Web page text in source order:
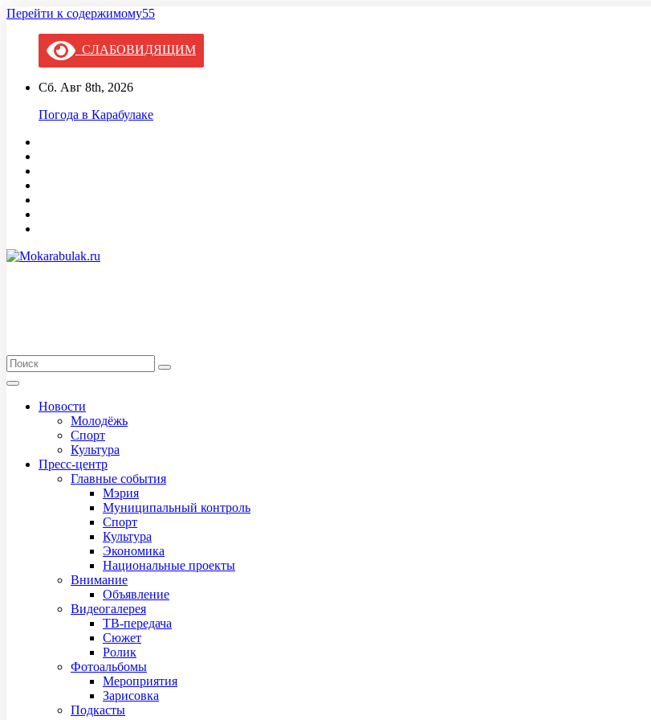
Перейти к содержимому55
СЛАБОВИДЯЩИМ
Сб. Авг 8th, 2026
Погода в Карабулаке
Новости
Молодёжь
Спорт
Культура
Пресс-центр
Главные события
Мэрия
Муниципальный контроль
Спорт
Культура
Экономика
Национальные проекты
Внимание
Объявление
Видеогалерея
ТВ-передача
Сюжет
Ролик
Фотоальбомы
Мероприятия
Зарисовка
Подкасты